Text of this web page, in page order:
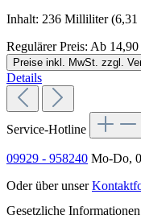
Inhalt: 236 Milliliter
Regulärer Preis: Ab 14,90
Preise inkl. MwSt. zzgl.
Details
Service-Hotline
09929 - 958240 Mo-Do,
Oder über unser
Gesetzliche Informationen